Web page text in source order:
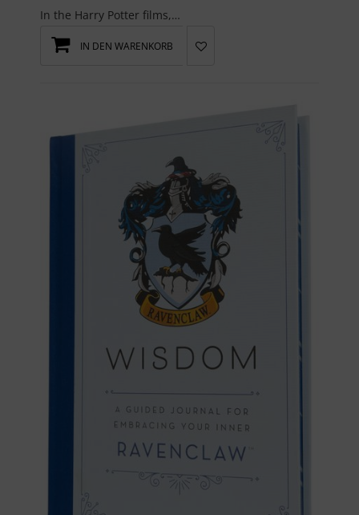
In the Harry Potter films, students sorted into the house of Slytherin are known for their ambiti...
IN DEN WARENKORB